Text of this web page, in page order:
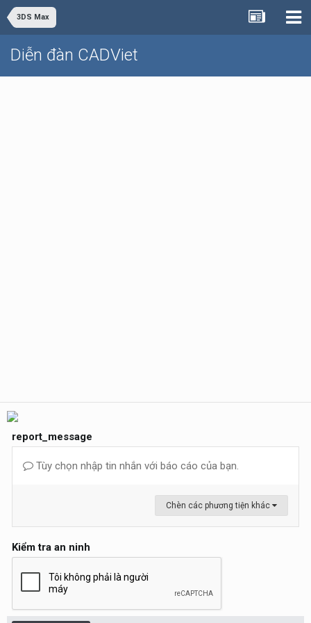
3DS Max
Diễn đàn CADViet
report_message
Tùy chọn nhập tin nhắn với báo cáo của bạn.
Chèn các phương tiện khác
Kiểm tra an ninh